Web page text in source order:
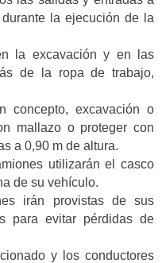
la ejecución de la
la excavación y en las
de la ropa de trabajo,
concepto, excavación o
mallazo o proteger con
a 0,90 m de altura.
utilizarán el casco
de su vehículo.
irán provistas de sus
para evitar pérdidas de
y los conductores